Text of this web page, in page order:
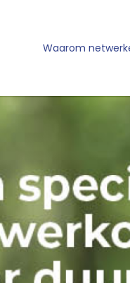
Waarom